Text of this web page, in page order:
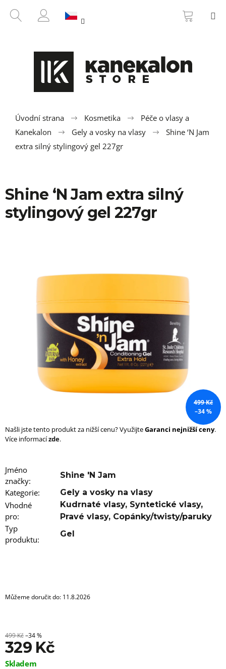
HLEDAT
PŘIHLÁŠENÍ
KOŠÍK
Úvodní strana Kosmetika
Péče o vlasy a
Kanekalon
Gely a vosky na vlasy
Shine ‘N Jam
extra silný stylingový gel 227gr
Shine ‘N Jam extra silný
stylingový gel 227gr
499 Kč
–34 %
Našli jste tento produkt za nižší cenu? VyužijteGaranci nejnižší ceny.
Více informacízde.
Jméno
značky:
Shine 'N Jam
Kategorie: Gely a vosky na vlasy
Vhodné
pro:
Kudrnaté vlasy, Syntetické vlasy,
Pravé vlasy, Copánky/twisty/paruky
Typ
produktu:
Gel
Můžeme doručit do: 11.8.2026
499 Kč–34 %
329 Kč
Měrná
Skladem
ZPĚT
ZPĚT
e
b
e
t
e
HLEDAT
u
č
e
m
e
100%
EZ
KANEKALON
FR2PINK